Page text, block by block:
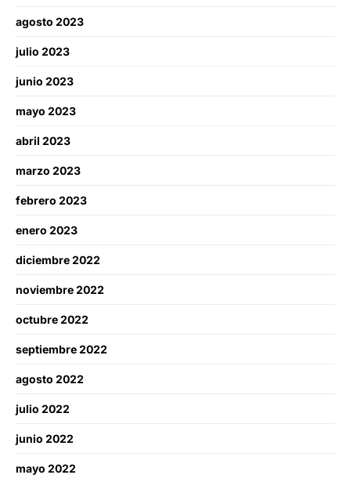
agosto 2023
julio 2023
junio 2023
mayo 2023
abril 2023
marzo 2023
febrero 2023
enero 2023
diciembre 2022
noviembre 2022
octubre 2022
septiembre 2022
agosto 2022
julio 2022
junio 2022
mayo 2022